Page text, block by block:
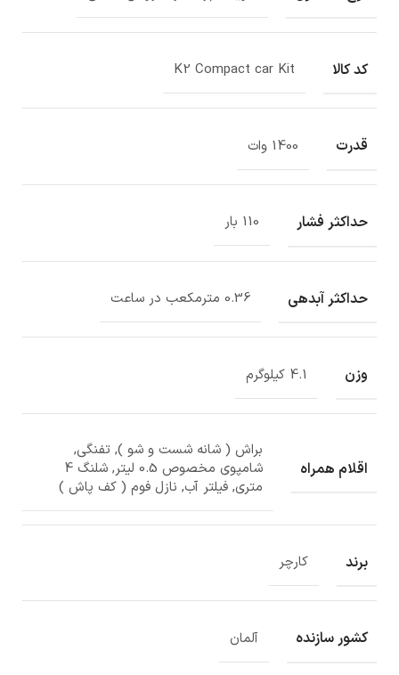
کد کالا K2 Compact car Kit
قدرت 1400 وات
حداکثر فشار 110 بار
حداکثر آبدهی 0.36 مترمکعب در ساعت
وزن 4.1 کیلوگرم
اقلام همراه
براش ( شانه شست و شو ), تفنگی,
شامپوی مخصوص 0.5 لیتر, شلنگ 4
متری, فیلتر آب, نازل فوم ( کف پاش )
برند کارچر
کشور سازنده آلمان